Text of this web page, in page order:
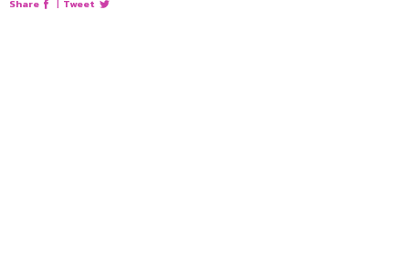
Share | Tweet